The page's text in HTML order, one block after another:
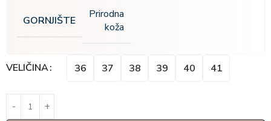
GORNJIŠTE
Prirodna
koža
VELIČINA 36 37 38 39 40 41
Alternative: